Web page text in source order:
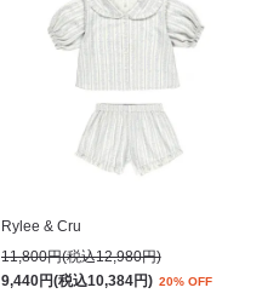
Rylee & Cru
11,800円(税込12,980円)
9,440円(税込10,384円) 20% OFF